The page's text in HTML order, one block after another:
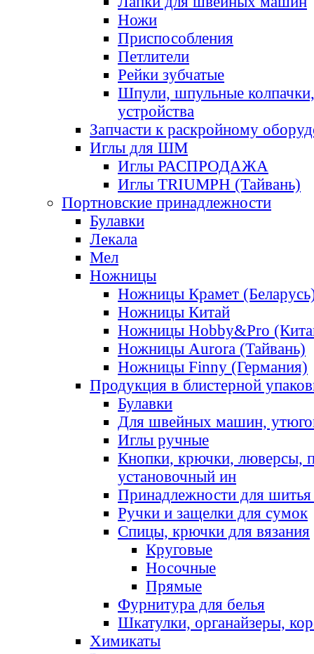
Ножи
Приспособления
Петлители
Рейки зубчатые
Шпули, шпульные
устройства
Запчасти к раскройному
Иглы для ШМ
Иглы РАСПРОДАЖА
Иглы TRIUMPH (Тайвань)
Портновские принадлежности
Булавки
Лекала
Мел
Ножницы
Ножницы Крамет
Ножницы Китай
Ножницы Hobby&Pro
Ножницы Aurora (Тайвань)
Ножницы Finny (Германия)
Продукция в блистерной
Булавки
Для швейных машин,
Иглы ручные
Кнопки, крючки, люверсы,
установочный ин
Принадлежности для шитья
Ручки и защелки для сумок
Спицы, крючки для вязания
Круговые
Носочные
Прямые
Фурнитура для белья
Шкатулки, органайзеры,
Химикаты